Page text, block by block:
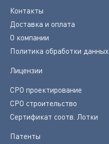
Контакты
Доставка и оплата
О компании
Политика обработки данных
Лицензии
СРО проектирование
СРО строительство
Сертификат соотв. Лотки
Патенты